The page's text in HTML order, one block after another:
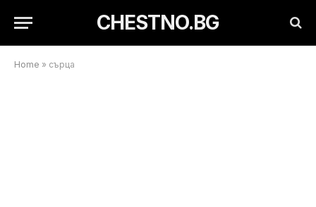
CHESTNO.BG
Home » сърца